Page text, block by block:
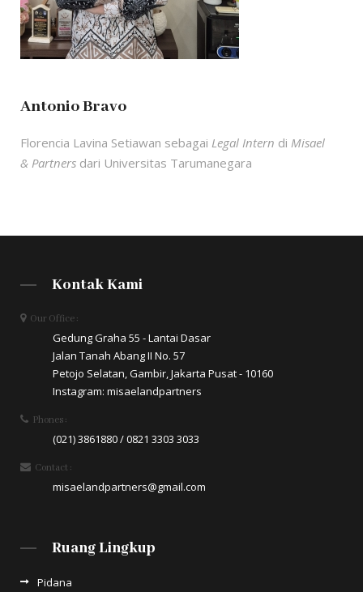
Antonio Bravo
Florencia Lavina Setiawan sebagai Legal Intern di Misael
& Partners dari Universitas Tarumanegara
Kontak Kami
Our Office :
Gedung Graha 55 - Lantai Dasar
Jalan Tanah Abang II No. 57
Petojo Selatan, Gambir, Jakarta Pusat - 10160
Instagram: misaelandpartners
Phones :
(021) 3861880 / 0821 3303 3033
Contact :
misaelandpartners@gmail.com
Ruang Lingkup
Pidana